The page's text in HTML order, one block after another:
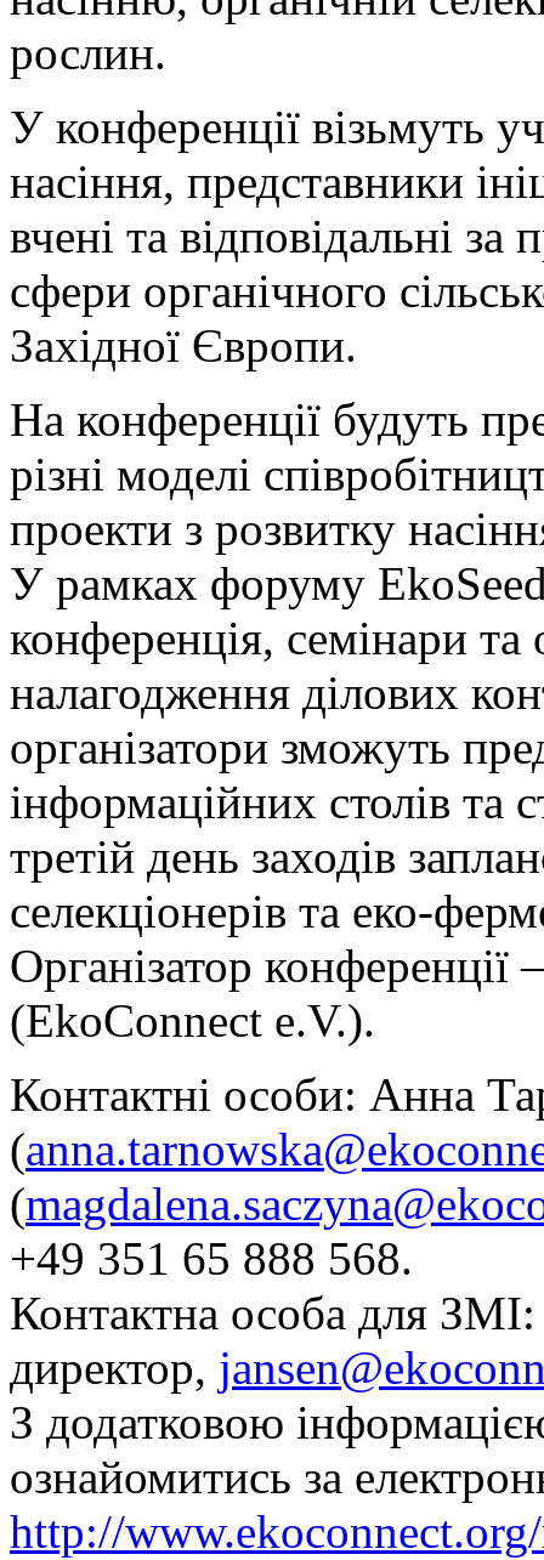
рослин.
У конференції візьмуть
насіння, представники
вчені та відповідальні
сфери органічного
Західної Європи.
На конференції будуть
різні моделі
проекти з розвитку
У рамках форуму
конференція, семінари та
налагодження ділових
організатори зможуть
інформаційних столів та
третій день заходів
селекціонерів та еко-
Організатор
(EkoConnect e.V.).
Контактні особи: Анна
(
(
+49 351 65 888 568.
Контактна особа для
директор,
З додатковою
ознайомитись за
http://